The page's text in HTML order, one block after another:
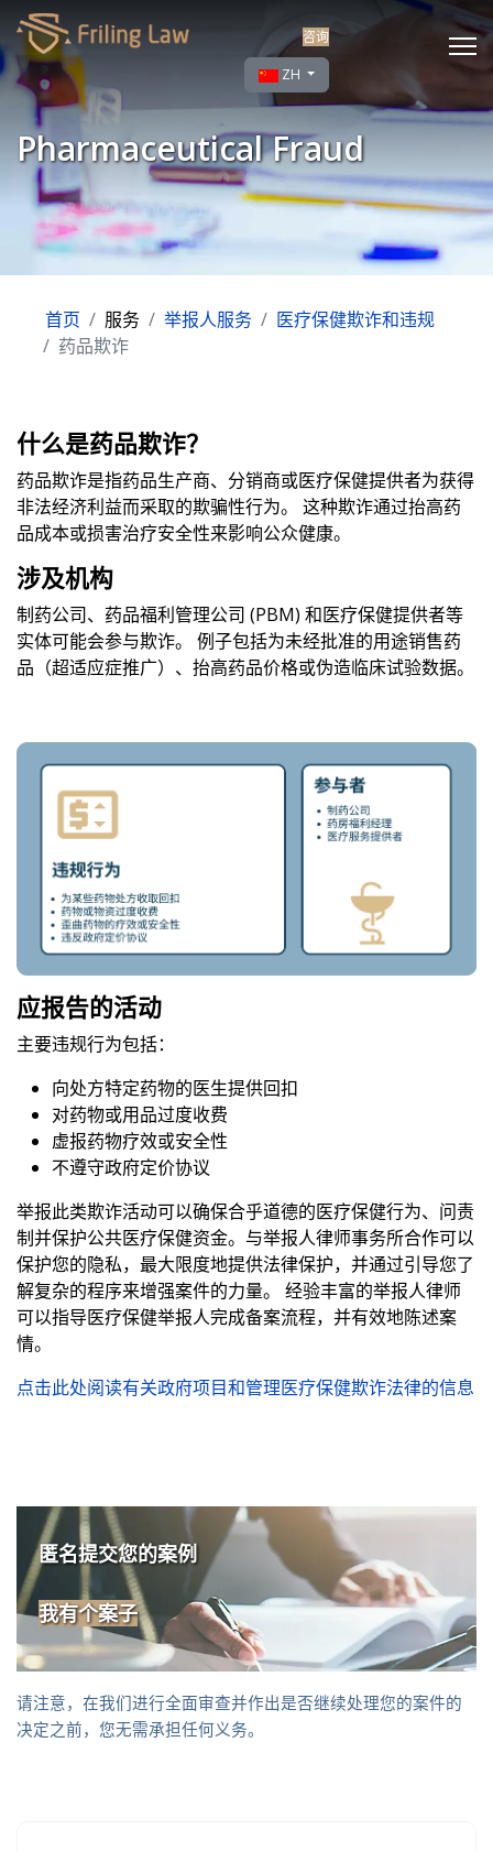
咨询
选择你的语音
ZH
Pharmaceutical Fraud
首页 服务 举报人服务
医疗保健欺诈和违规
药品欺诈
什么是药品欺诈？
药品欺诈是指药品生产商、分销商或医疗保健提供者为获得
非法经济利益而采取的欺骗性行为。 这种欺诈通过抬高药
品成本或损害治疗安全性来影响公众健康。
涉及机构
制药公司、药品福利管理公司 (PBM) 和医疗保健提供者等
实体可能会参与欺诈。 例子包括为未经批准的用途销售药
品（超适应症推广）、抬高药品价格或伪造临床试验数据。
应报告的活动
主要违规行为包括：
向处方特定药物的医生提供回扣
对药物或用品过度收费
虚报药物疗效或安全性
不遵守政府定价协议
举报此类欺诈活动可以确保合乎道德的医疗保健行为、问责
制并保护公共医疗保健资金。与举报人律师事务所合作可以
保护您的隐私，最大限度地提供法律保护，并通过引导您了
解复杂的程序来增强案件的力量。 经验丰富的举报人律师
可以指导医疗保健举报人完成备案流程，并有效地陈述案
情。
点击此处阅读有关政府项目和管理医疗保健欺诈法律的信息
请注意，在我们进行全面审查并作出是否继续处理您的案件的
决定之前，您无需承担任何义务。
匿名提交您的案例
我有个案子